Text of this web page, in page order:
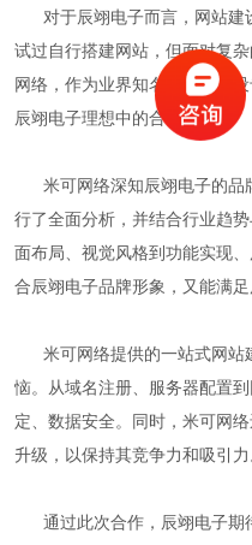
对于辰翊电子而言，网站建
试过自行搭建网站，但面对复
网络，作为业界知名的网站建
辰翊电子理想中的合作伙伴。
米可网络深知辰翊电子的品
行了全面分析，并结合行业趋
面布局、视觉风格到功能实现
合辰翊电子品牌形象，又能满
米可网络提供的一站式网站
恼。从域名注册、服务器配置
定、数据安全。同时，米可网
升级，以保持其竞争力和吸引
通过此次合作，辰翊电子期